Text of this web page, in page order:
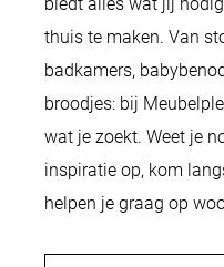
thuis te maken. Van
badkamers,
broodjes: bij
wat je zoekt. Weet je
inspiratie op, kom
helpen je graag op